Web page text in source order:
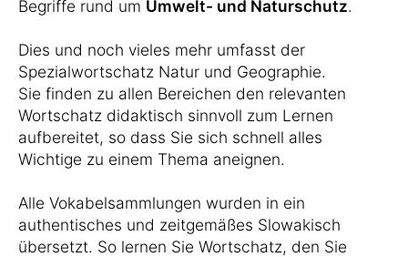
Begriffe rund um Umwelt- und Naturschutz.
Dies und noch vieles mehr umfasst der
Spezialwortschatz Natur und Geographie.
Sie finden zu allen Bereichen den relevanten
Wortschatz didaktisch sinnvoll zum Lernen
aufbereitet, so dass Sie sich schnell alles
Wichtige zu einem Thema aneignen.
Alle Vokabelsammlungen wurden in ein
authentisches und zeitgemäßes Slowakisch
übersetzt. So lernen Sie Wortschatz, den Sie